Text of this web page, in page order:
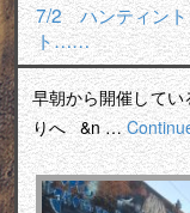
7/2 ハンティン
ト……
早朝から開催して
りへ &n …